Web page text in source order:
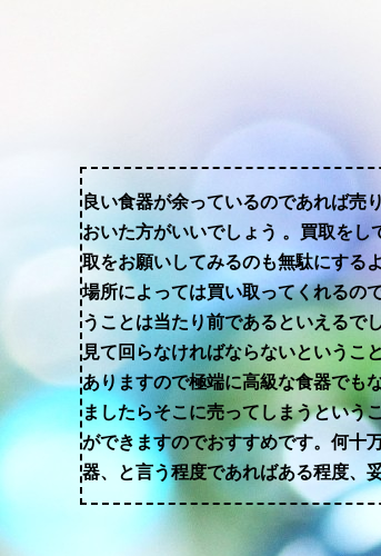
良い食器が余っているのであれば売
おいた方がいいでしょう 。買取を
取をお願いしてみるのも無駄にする
場所によっては買い取ってくれるの
うことは当たり前であるといえるで
見て回らなければならないというこ
ありますので極端に高級な食器でも
ましたらそこに売ってしまうという
ができますのでおすすめです。何十
器、と言う程度であればある程度、